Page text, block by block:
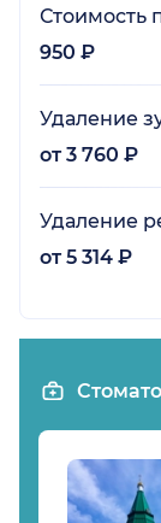
Стоимость
950 ₽
Удаление
от 3 760 ₽
Удаление
от 5 314 ₽